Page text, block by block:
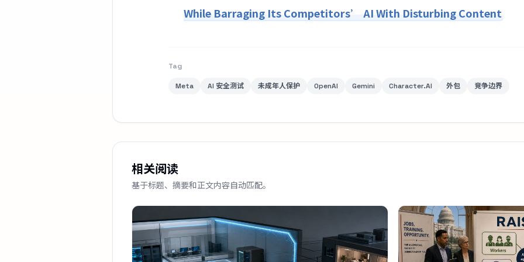
While Barraging Its Competitors’ AI With Disturbing Content
Tag
Meta AI 安全测试 未成年人保护 OpenAI Gemini Character.AI 外包 竞争边界
相关阅读
基于标题、摘要和正文内容自动匹配。